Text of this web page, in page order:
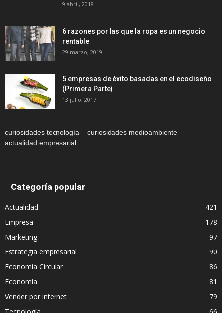
9 abril, 2018
6 razones por las que la ropa es un negocio
rentable
29 marzo, 2019
5 empresas de éxito basadas en el ecodiseño
(Primera Parte)
13 julio, 2017
curiosidades tecnología – curiosidades medioambiente –
actualidad empresarial
Categoría popular
Actualidad
421
Empresa
178
Marketing
97
Estrategia empresarial
90
Economia Circular
86
Economía
81
Vender por internet
79